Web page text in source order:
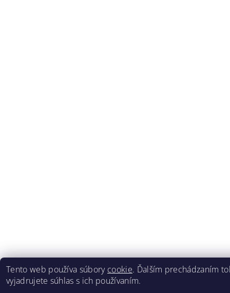
Tento web používa súbory cookie. Ďalším prechádzaním
vyjadrujete súhlas s ich používaním.